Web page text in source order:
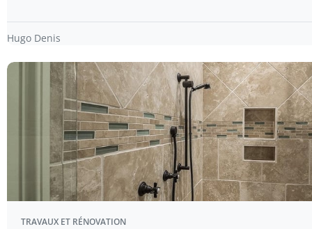
Hugo Denis
TRAVAUX ET RÉNOVATION